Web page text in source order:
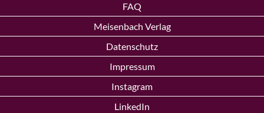
FAQ
Meisenbach Verlag
Datenschutz
Impressum
Instagram
LinkedIn